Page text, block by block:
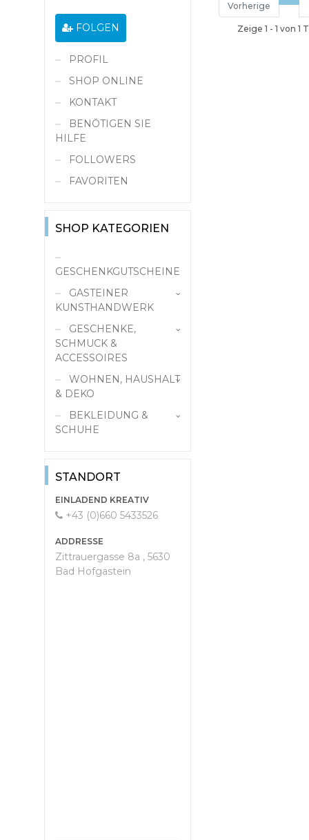
FOLGEN
PROFIL
SHOP ONLINE
KONTAKT
BENÖTIGEN SIE
HILFE
FOLLOWERS
FAVORITEN
SHOP KATEGORIEN
GESCHENKGUTSCHEINE
GASTEINER
KUNSTHANDWERK
Kunstgalerie
Kunsthandwerk
GESCHENKE,
SCHMUCK &
ACCESSOIRES
Geschenke
WOHNEN, HAUSHALT
& DEKO
Holzdeko
BEKLEIDUNG &
SCHUHE
Kindermode
Trachtenmode
Kinder
STANDORT
EINLADEND KREATIV
+43 (0)660 5433526
ADDRESSE
Zittrauergasse 8a , 5630
Bad Hofgastein
Vorherige
Zeige 1 - 1 von 1